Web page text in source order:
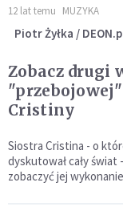
12 lat temu MUZYKA
Piotr Żyłka /
Zobacz drugi
Cristiny
Siostra Cristina - o
dyskutował cały
zobaczyć jej